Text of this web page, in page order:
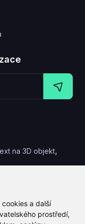
a další
prostředí,
na 3D objekt,
funkce dostupné